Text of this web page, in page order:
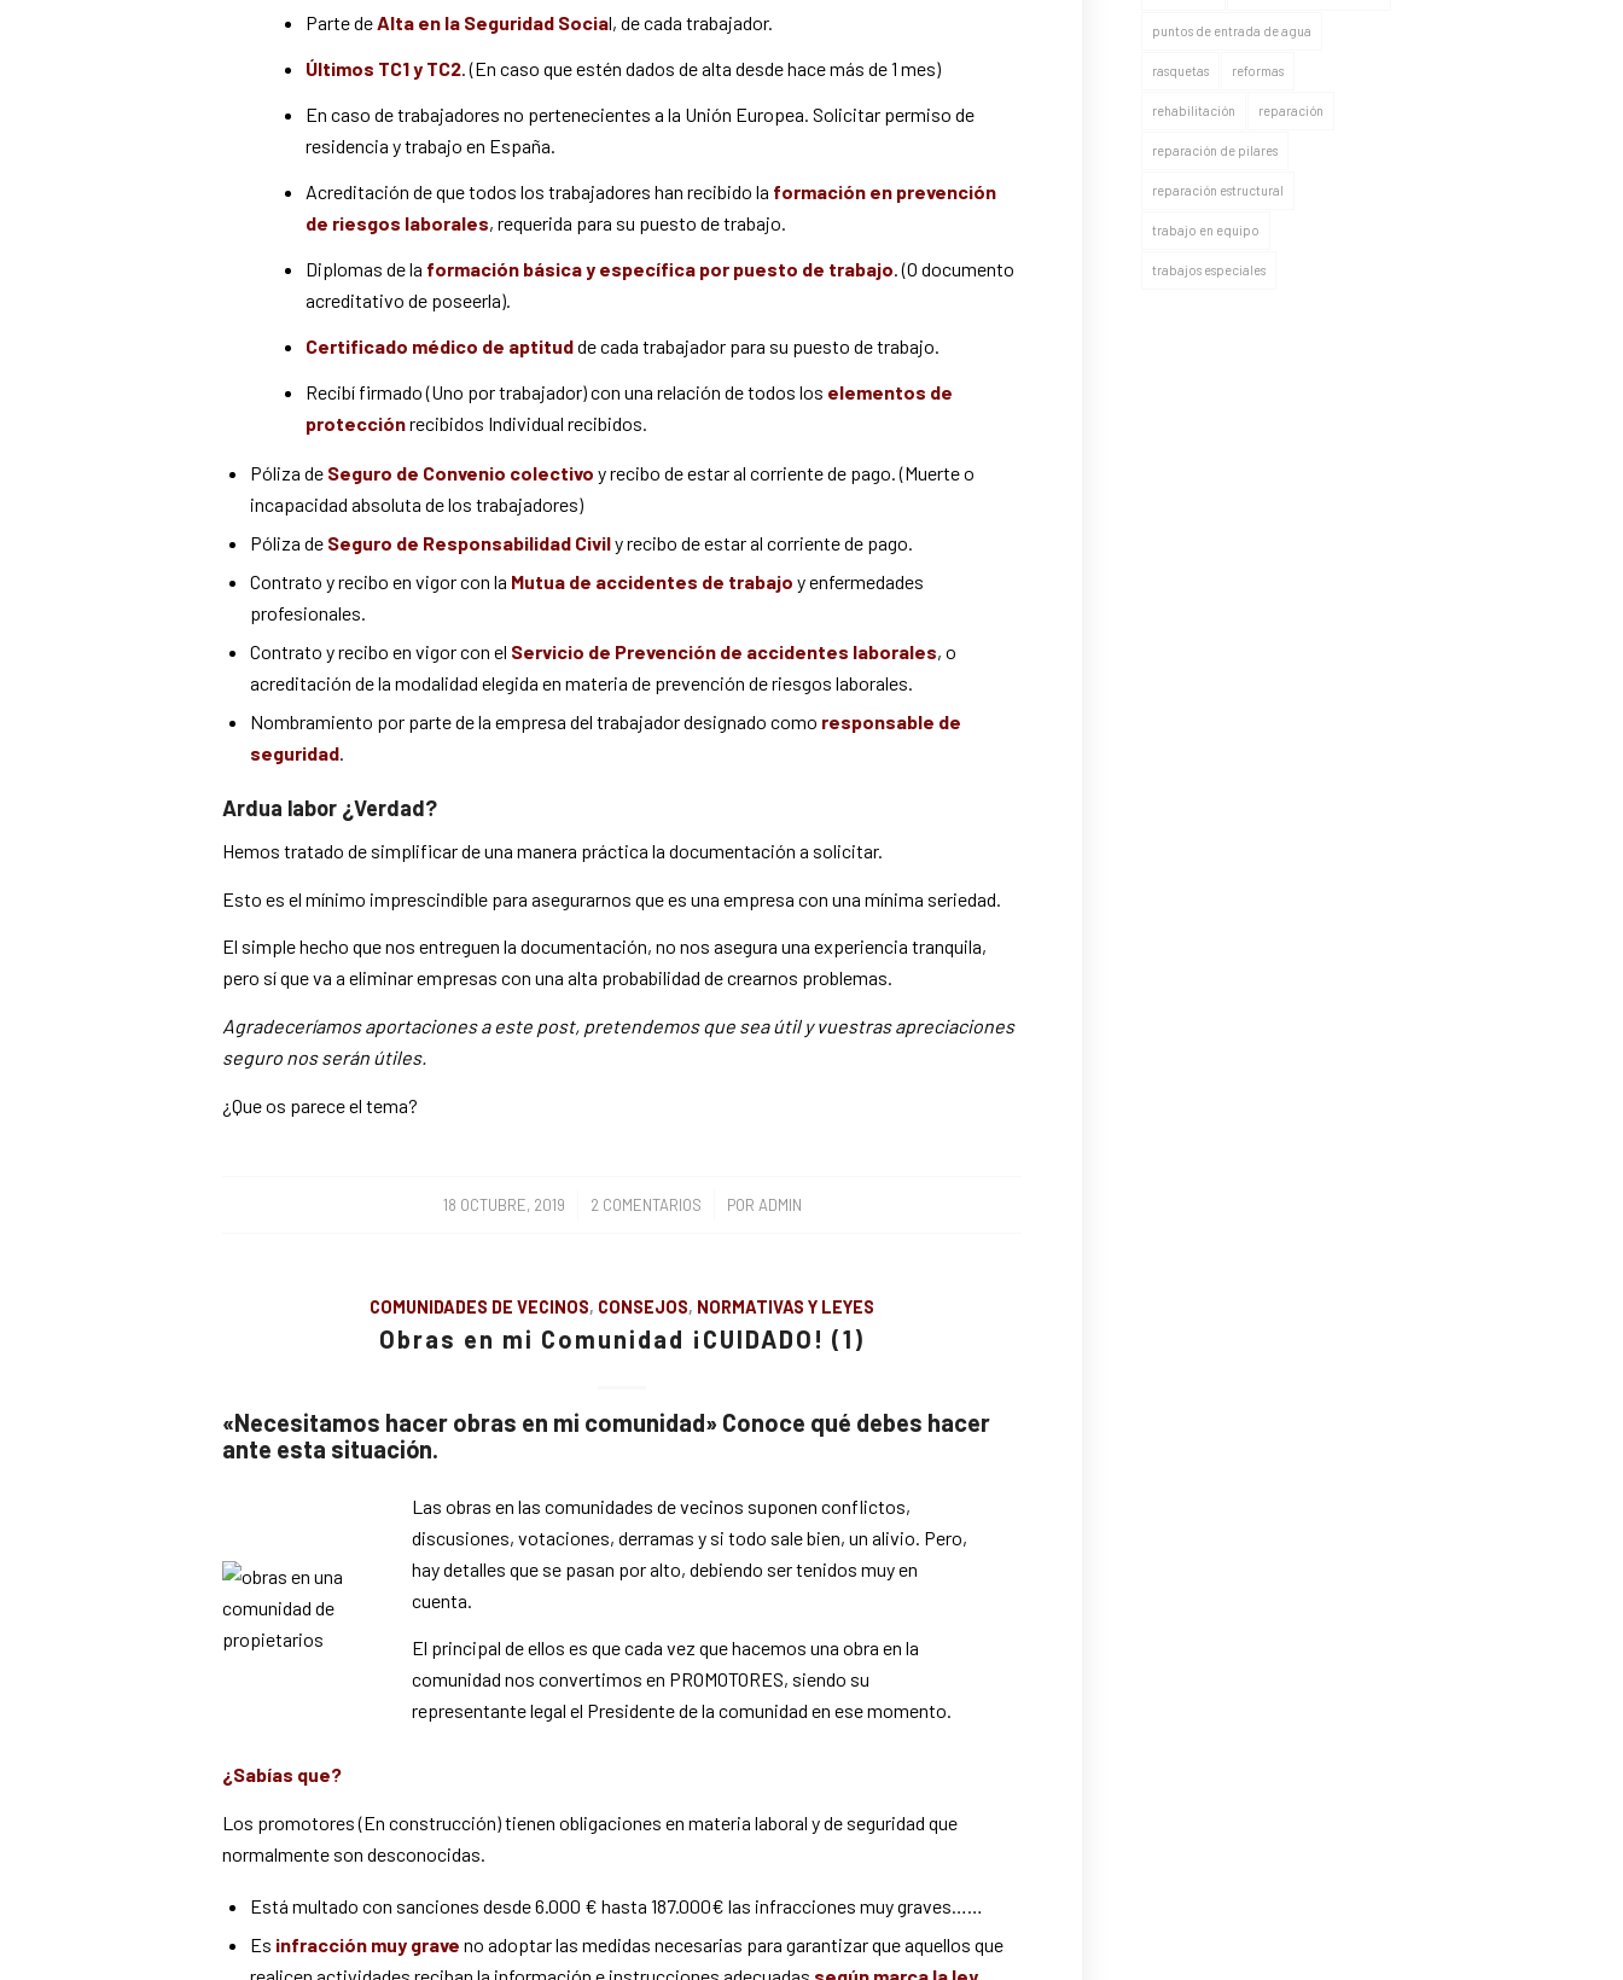
Parte de Alta en la Seguridad Social, de cada trabajador.
Últimos TC1 y TC2 . (En caso que estén dados de alta desde hace más de 1 mes)
En caso de trabajadores no pertenecientes a la Unión Europea. Solicitar permiso de
residencia y trabajo en España.
Acreditación de que todos los trabajadores han recibido la formación en prevención
de riesgos laborales, requerida para su puesto de trabajo.
Diplomas de la formación básica y específica por puesto de trabajo . (O documento
acreditativo de poseerla).
Certificado médico de aptitudde cada trabajador para su puesto de trabajo.
Recibí firmado (Uno por trabajador) con una relación de todos los elementos de
protecciónrecibidos Individual recibidos.
Póliza de Seguro de Convenio colectivo y recibo de estar al corriente de pago. (Muerte o
incapacidad absoluta de los trabajadores)
Póliza de Seguro de Responsabilidad Civily recibo de estar al corriente de pago.
Contrato y recibo en vigor con la Mutua de accidentes de trabajo y enfermedades
profesionales.
Contrato y recibo en vigor con el Servicio de Prevención de accidentes laborales, o
acreditación de la modalidad elegida en materia de prevención de riesgos laborales.
Nombramiento por parte de la empresa del trabajador designado como responsable de
seguridad
Ardua labor ¿Verdad?
Hemos tratado de simplificar de una manera práctica la documentación a solicitar.
Esto es el mínimo imprescindible para asegurarnos que es una empresa con una mínima seriedad.
El simple hecho que nos entreguen la documentación, no nos asegura una experiencia tranquila,
pero sí que va a eliminar empresas con una alta probabilidad de crearnos problemas.
Agradeceríamos aportaciones a este post, pretendemos que sea útil y vuestras apreciaciones
seguro nos serán útiles.
¿Que os parece el tema?
18 OCTUBRE, 2019
/ 2 COMENTARIOS
/ POR ADMIN
COMUNIDADES DE VECINOS, CONSEJOS, NORMATIVAS Y LEYES
Obras en mi Comunidad ¡CUIDADO! (1)
«Necesitamos hacer obras en mi comunidad» Conoce qué debes hacer
ante esta situación.
Las obras en las comunidades de vecinos suponen conflictos,
discusiones, votaciones, derramas y si todo sale bien, un alivio. Pero,
hay detalles que se pasan por alto, debiendo ser tenidos muy en
cuenta.
El principal de ellos es que cada vez que hacemos una obra en la
comunidad nos convertimos en PROMOTORES, siendo su
representante legal el Presidente de la comunidad en ese momento.
¿Sabías que?
Los promotores (En construcción) tienen obligaciones en materia laboral y de seguridad que
normalmente son desconocidas.
Está multado con sanciones desde 6.000 € hasta 187.000€ las infracciones muy graves……
Es infracción muy grave no adoptar las medidas necesarias para garantizar que aquellos que
realicen actividades reciban la información e instrucciones adecuadas según marca la ley
puntos de entrada de agua
rasquetas reformas
rehabilitación reparación
reparación de pilares
reparación estructural
trabajo en equipo
trabajos especiales